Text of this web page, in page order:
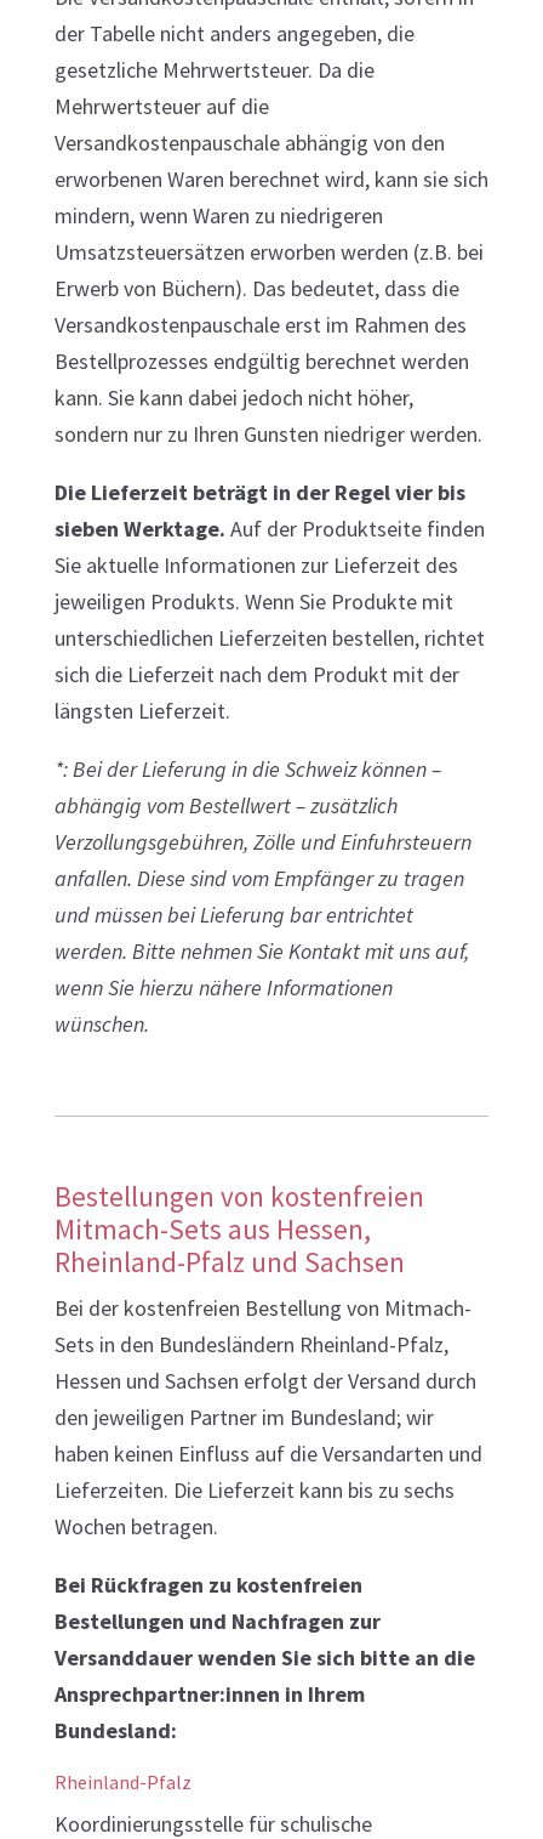
der Tabelle nicht anders angegeben, die
gesetzliche Mehrwertsteuer. Da die
Mehrwertsteuer auf die
Versandkostenpauschale abhängig von den
erworbenen Waren berechnet wird, kann sie sich
mindern, wenn Waren zu niedrigeren
Umsatzsteuersätzen erworben werden (z.B. bei
Erwerb von Büchern). Das bedeutet, dass die
Versandkostenpauschale erst im Rahmen des
Bestellprozesses endgültig berechnet werden
kann. Sie kann dabei jedoch nicht höher,
sondern nur zu Ihren Gunsten niedriger werden.
Die Lieferzeit beträgt in der Regel vier bis
sieben Werktage. Auf der Produktseite finden
Sie aktuelle Informationen zur Lieferzeit des
jeweiligen Produkts. Wenn Sie Produkte mit
unterschiedlichen Lieferzeiten bestellen, richtet
sich die Lieferzeit nach dem Produkt mit der
längsten Lieferzeit.
*: Bei der Lieferung in die Schweiz können –
abhängig vom Bestellwert – zusätzlich
Verzollungsgebühren, Zölle und Einfuhrsteuern
anfallen. Diese sind vom Empfänger zu tragen
und müssen bei Lieferung bar entrichtet
werden. Bitte nehmen Sie Kontakt mit uns auf,
wenn Sie hierzu nähere Informationen
wünschen.
Bestellungen von kostenfreien
Mitmach-Sets aus Hessen,
Rheinland-Pfalz und Sachsen
Bei der kostenfreien Bestellung von Mitmach-
Sets in den Bundesländern Rheinland-Pfalz,
Hessen und Sachsen erfolgt der Versand durch
den jeweiligen Partner im Bundesland; wir
haben keinen Einfluss auf die Versandarten und
Lieferzeiten. Die Lieferzeit kann bis zu sechs
Wochen betragen.
Bei Rückfragen zu kostenfreien
Bestellungen und Nachfragen zur
Versanddauer wenden Sie sich bitte an die
Ansprechpartner:innen in Ihrem
Bundesland:
Rheinland-Pfalz
Koordinierungsstelle für schulische